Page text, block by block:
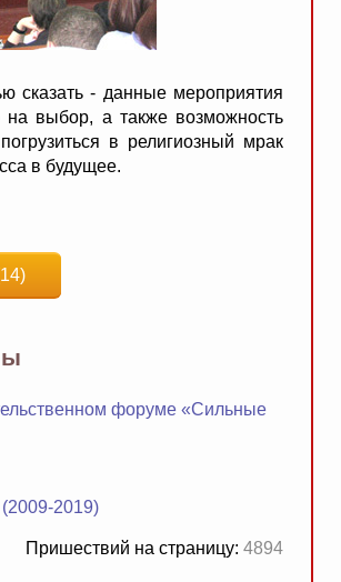
сказать - данные мероприятия
выбор, а также возможность
в религиозный мрак
в будущее.
форуме «Сильные
2019)
Пришествий на страницу: 4894